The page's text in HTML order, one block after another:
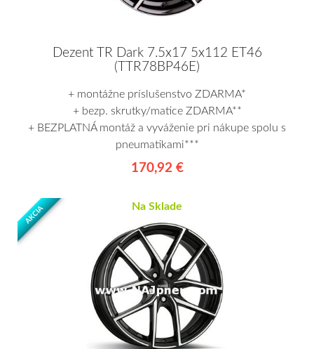
Dezent TR Dark 7.5x17 5x112 ET46
(TTR78BP46E)
+ montážne príslušenstvo ZDARMA*
+ bezp. skrutky/matice ZDARMA**
+ BEZPLATNÁ montáž a vyváženie pri nákupe spolu s
pneumatikami***
170,92 €
AKCIA Na Sklade